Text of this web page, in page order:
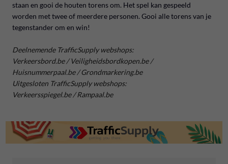
staan en gooi de houten torens om. Het spel kan gespeeld
worden met twee of meerdere personen. Gooi alle torens van je
tegenstander om en win!
Deelnemende TrafficSupply webshops:
Verkeersbord.be / Veiligheidsbordkopen.be /
Huisnummerpaal.be / Grondmarkering.be
Uitgesloten TrafficSupply webshops:
Verkeersspiegel.be / Rampaal.be